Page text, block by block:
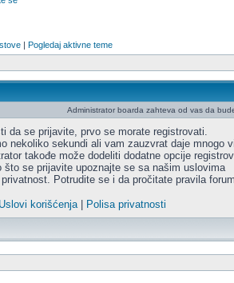
| Pogledaj aktivne teme
Administrator boarda zahteva od vas da
da se prijavite, prvo se morate registrovati.
nekoliko sekundi ali vam zauzvrat daje mnogo
takođe može dodeliti dodatne opcije
što se prijavite upoznajte se sa našim uslovima
Potrudite se i da pročitate pravila
Uslovi korišćenja| Polisa privatnosti